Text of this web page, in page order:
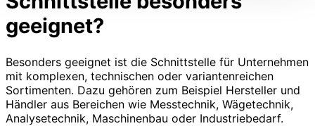
geeignet?
Besonders geeignet ist die Schnittstelle für Unternehmen
mit komplexen, technischen oder variantenreichen
Sortimenten. Dazu gehören zum Beispiel Hersteller und
Händler aus Bereichen wie Messtechnik, Wägetechnik,
Analysetechnik, Maschinenbau oder Industriebedarf.